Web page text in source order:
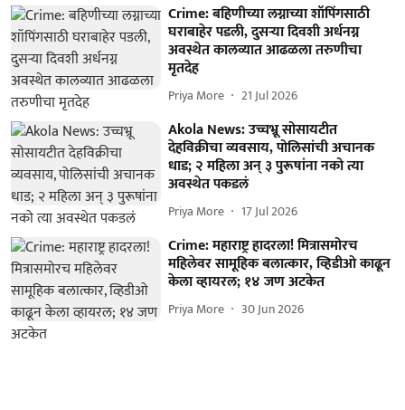
Crime: बहिणीच्या लग्नाच्या शॉपिंगसाठी
घराबाहेर पडली, दुसऱ्या दिवशी अर्धनग्न
अवस्थेत कालव्यात आढळला तरुणीचा
मृतदेह
Priya More 21 Jul 2026
Akola News: उच्चभ्रू सोसायटीत
देहविक्रीचा व्यवसाय, पोलिसांची अचानक
धाड; २ महिला अन् ३ पुरूषांना नको त्या
अवस्थेत पकडलं
Priya More 17 Jul 2026
Crime: महाराष्ट्र हादरला! मित्रासमोरच
महिलेवर सामूहिक बलात्कार, व्हिडीओ काढून
केला व्हायरल; १४ जण अटकेत
Priya More 30 Jun 2026